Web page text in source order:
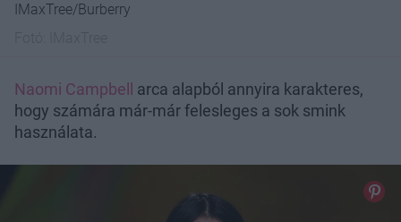
IMaxTree/Burberry
Naomi Campbell
arca alapból annyira karakteres,
hogy számára már-már felesleges a sok smink
használata.